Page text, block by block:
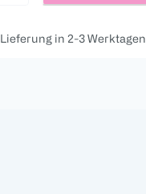
Lieferung in 2-3 Werktagen